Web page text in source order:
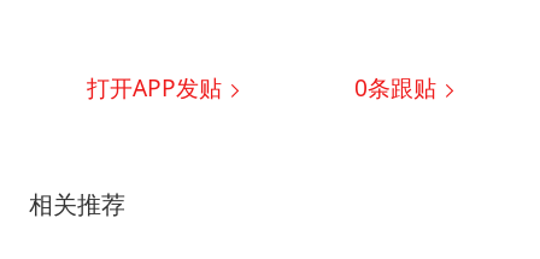
打开APP发贴 0条跟贴
相关推荐